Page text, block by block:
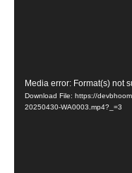
Video
Player
Media error: Format(s) not
Download File: https://
20250430-WA0003.mp4?_=3